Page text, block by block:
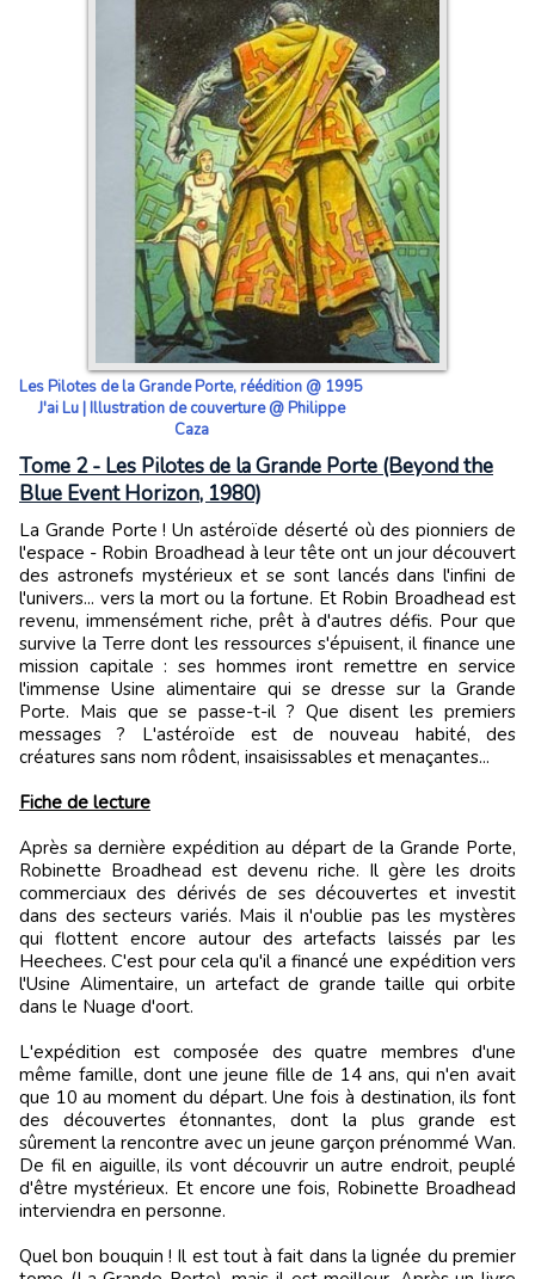
Les Pilotes de la Grande Porte, réédition @ 1995
J'ai Lu | Illustration de couverture @ Philippe
Caza
Tome 2 - Les Pilotes de la Grande Porte (Beyond the
Blue Event Horizon, 1980)
La Grande Porte ! Un astéroïde déserté où des pionniers de
l'espace - Robin Broadhead à leur tête ont un jour découvert
des astronefs mystérieux et se sont lancés dans l'infini de
l'univers... vers la mort ou la fortune. Et Robin Broadhead est
revenu, immensément riche, prêt à d'autres défis. Pour que
survive la Terre dont les ressources s'épuisent, il finance une
mission capitale : ses hommes iront remettre en service
l'immense Usine alimentaire qui se dresse sur la Grande
Porte. Mais que se passe-t-il ? Que disent les premiers
messages ? L'astéroïde est de nouveau habité, des
créatures sans nom rôdent, insaisissables et menaçantes...
Fiche de lecture
Après sa dernière expédition au départ de la Grande Porte,
Robinette Broadhead est devenu riche. Il gère les droits
commerciaux des dérivés de ses découvertes et investit
dans des secteurs variés. Mais il n'oublie pas les mystères
qui flottent encore autour des artefacts laissés par les
Heechees. C'est pour cela qu'il a financé une expédition vers
l'Usine Alimentaire, un artefact de grande taille qui orbite
dans le Nuage d'oort.
L'expédition est composée des quatre membres d'une
même famille, dont une jeune fille de 14 ans, qui n'en avait
que 10 au moment du départ. Une fois à destination, ils font
des découvertes étonnantes, dont la plus grande est
sûrement la rencontre avec un jeune garçon prénommé Wan.
De fil en aiguille, ils vont découvrir un autre endroit, peuplé
d'être mystérieux. Et encore une fois, Robinette Broadhead
interviendra en personne.
Quel bon bouquin ! Il est tout à fait dans la lignée du premier